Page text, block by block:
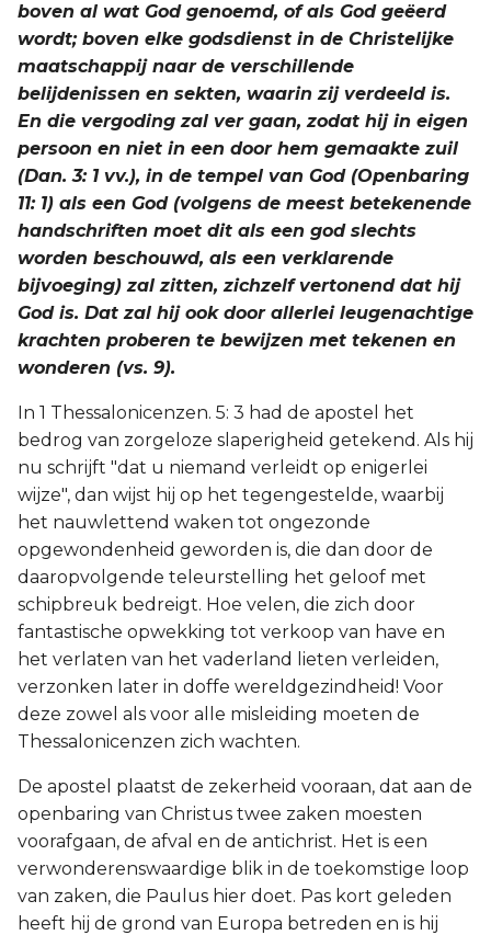
boven al wat God genoemd, of als God geëerd
wordt; boven elke godsdienst in de Christelijke
maatschappij naar de verschillende
belijdenissen en sekten, waarin zij verdeeld is.
En die vergoding zal ver gaan, zodat hij in eigen
persoon en niet in een door hem gemaakte zuil
(Dan. 3: 1 vv.), in de tempel van God (Openbaring
11: 1) als een God (volgens de meest betekenende
handschriften moet dit als een god slechts
worden beschouwd, als een verklarende
bijvoeging) zal zitten, zichzelf vertonend dat hij
God is. Dat zal hij ook door allerlei leugenachtige
krachten proberen te bewijzen met tekenen en
wonderen (vs. 9).
In 1 Thessalonicenzen. 5: 3 had de apostel het
bedrog van zorgeloze slaperigheid getekend. Als hij
nu schrijft "dat u niemand verleidt op enigerlei
wijze", dan wijst hij op het tegengestelde, waarbij
het nauwlettend waken tot ongezonde
opgewondenheid geworden is, die dan door de
daaropvolgende teleurstelling het geloof met
schipbreuk bedreigt. Hoe velen, die zich door
fantastische opwekking tot verkoop van have en
het verlaten van het vaderland lieten verleiden,
verzonken later in doffe wereldgezindheid! Voor
deze zowel als voor alle misleiding moeten de
Thessalonicenzen zich wachten.
De apostel plaatst de zekerheid vooraan, dat aan de
openbaring van Christus twee zaken moesten
voorafgaan, de afval en de antichrist. Het is een
verwonderenswaardige blik in de toekomstige loop
van zaken, die Paulus hier doet. Pas kort geleden
heeft hij de grond van Europa betreden en is hij